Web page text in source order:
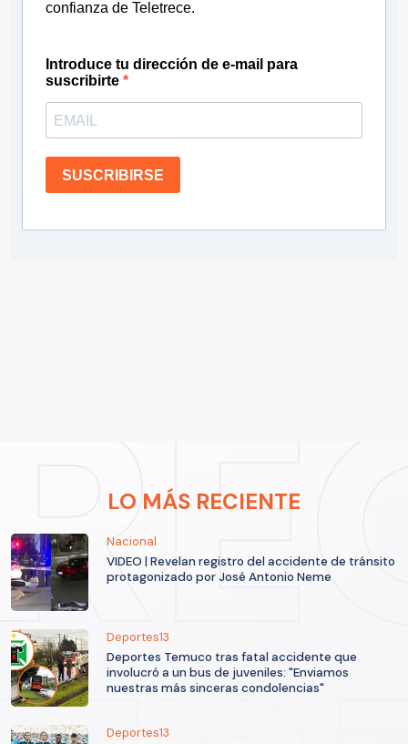
confianza de Teletrece.
Introduce tu dirección de e-mail para
suscribirte
SUSCRIBIRSE
LO MÁS RECIENTE
Nacional
VIDEO | Revelan registro del accidente de tránsito
protagonizado por José Antonio Neme
Deportes13
Deportes Temuco tras fatal accidente que
involucró a un bus de juveniles: "Enviamos
nuestras más sinceras condolencias"
Deportes13